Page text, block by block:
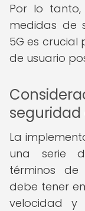
Por lo
medidas de
5G es crucial
de usuario
seguridad
La
una serie
términos
debe tener
velocidad